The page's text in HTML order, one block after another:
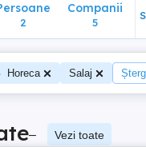
2
Companii
5
Horeca Salaj
– Vezi toate